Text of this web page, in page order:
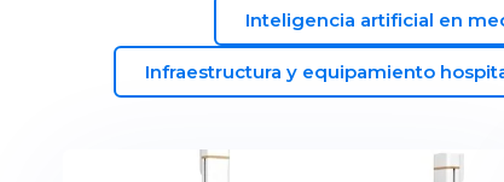
Inteligencia artificial en
Infraestructura y equipamiento